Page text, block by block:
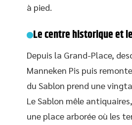
à pied.
Le centre historique et
Depuis la Grand-Place,
Manneken Pis puis
du Sablon prend une
Le Sablon mêle
une place arborée où les